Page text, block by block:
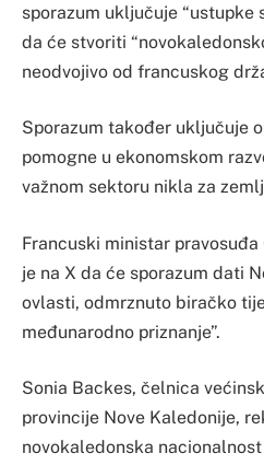
sporazum uključuje “ustupke
da će stvoriti
neodvojivo od francuskog
Sporazum također uključuje
pomogne u ekonomskom
važnom sektoru nikla za
Francuski ministar
je na X da će sporazum dati
ovlasti, odmrznuto biračko
međunarodno priznanje”.
Sonia Backes, čelnica
provincije Nove Kaledonije,
novokaledonska